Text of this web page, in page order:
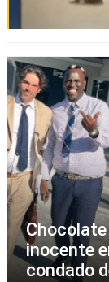
inocente
condado